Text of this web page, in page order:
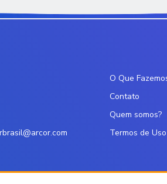
O Que
Contato
Quem somos?
Termos de